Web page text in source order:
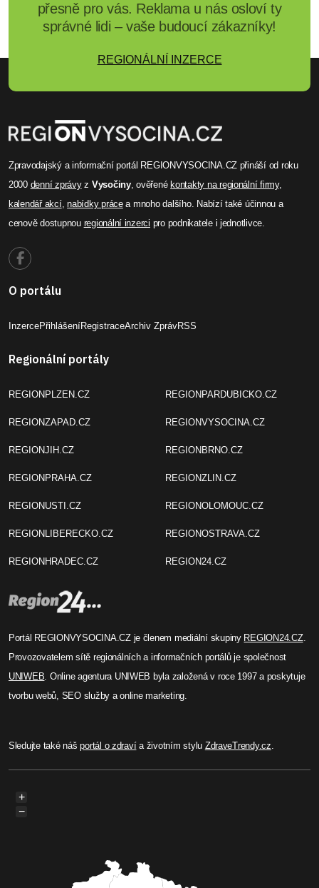
přesně pro vás. Reklama u nás osloví ty
správné lidi – vaše budoucí zákazníky!
REGIONÁLNÍ INZERCE
Zpravodajský a informační portál REGIONVYSOCINA.CZ přináší od roku
2000 denní zprávyz Vysočiny, ověřené kontakty na regionální firmy,
kalendář akcí,nabídky prácea mnoho dalšího. Nabízí také účinnou a
cenově dostupnou regionální inzerci pro podnikatele i jednotlivce.
O portálu
InzercePřihlášeníRegistraceArchiv ZprávRSS
Regionální portály
REGIONPLZEN.CZ
REGIONZAPAD.CZ
REGIONJIH.CZ
REGIONPRAHA.CZ
REGIONUSTI.CZ
REGIONLIBERECKO.CZ
REGIONHRADEC.CZ
REGIONPARDUBICKO.CZ
REGIONVYSOCINA.CZ
REGIONBRNO.CZ
REGIONZLIN.CZ
REGIONOLOMOUC.CZ
REGIONOSTRAVA.CZ
REGION24.CZ
Portál REGIONVYSOCINA.CZ je členem mediální skupiny REGION24.CZ.
Provozovatelem sítě regionálních a informačních portálů je společnost
UNIWEB . Online agentura UNIWEB byla založená v roce 1997 a poskytuje
tvorbu webů, SEO služby a online marketing.
Sledujte také nášportál o zdravía životním stylu ZdraveTrendy.cz
+
−